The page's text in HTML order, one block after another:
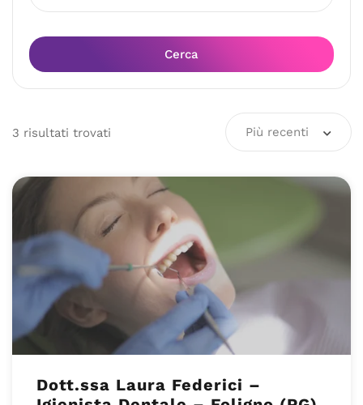
Cerca
3 risultati trovati Più recenti
Dott.ssa Laura Federici –